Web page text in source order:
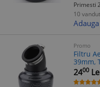
Primesti
10
Promo
Filtru
39mm,
Filtru
2400